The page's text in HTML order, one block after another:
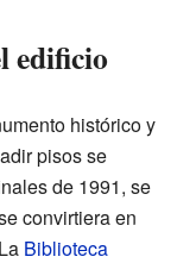
edificio
histórico y
pisos se
de 1991, se
convirtiera en
Biblioteca